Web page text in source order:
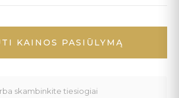
KAINOS PASIŪLYMĄ
skambinkite tiesiogiai